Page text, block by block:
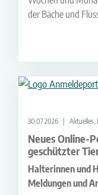
der Bäche und
30.07.2026 Aktuelles,
Neues Online-
geschützter
Halterinnen und
Meldungen und